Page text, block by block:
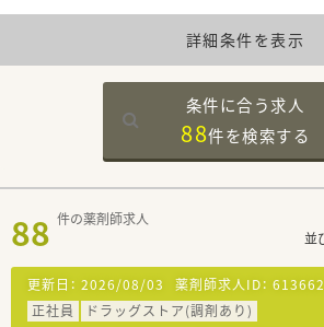
詳細条件を表示
条件に合う求人
88件を検索する
88 件の薬剤師求人
並
更新日： 2026/08/03 薬剤師求人ID： 613662
正社員
ドラッグストア(調剤あり)